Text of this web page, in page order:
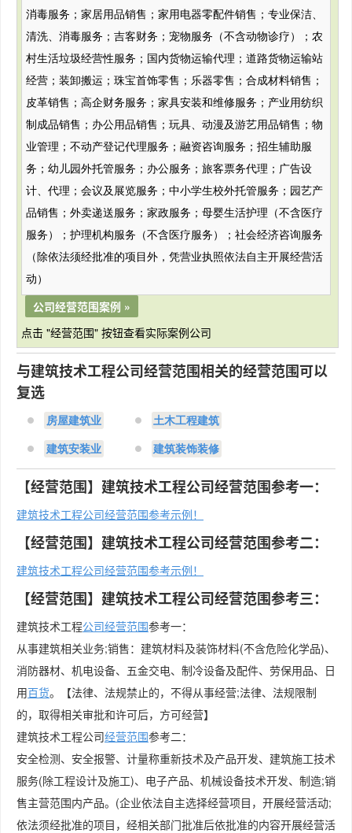
消毒服务；家居用品销售；家用电器零配件销售；专业保洁、
清洗、消毒服务；吉客财务；宠物服务（不含动物诊疗）；农
村生活垃圾经营性服务；国内货物运输代理；道路货物运输站
经营；装卸搬运；珠宝首饰零售；乐器零售；合成材料销售；
皮革销售；高企财务服务；家具安装和维修服务；产业用纺织
制成品销售；办公用品销售；玩具、动漫及游艺用品销售；物
业管理；不动产登记代理服务；融资咨询服务；招生辅助服
务；幼儿园外托管服务；办公服务；旅客票务代理；广告设
计、代理；会议及展览服务；中小学生校外托管服务；园艺产
品销售；外卖递送服务；家政服务；母婴生活护理（不含医疗
服务）；护理机构服务（不含医疗服务）；社会经济咨询服务
（除依法须经批准的项目外，凭营业执照依法自主开展经营活
动）
公司经营范围案例 »
点击 "经营范围" 按钮查看实际案例公司
与建筑技术工程公司经营范围相关的经营范围可以
复选
房屋建筑业 土木工程建筑
建筑安装业 建筑装饰装修
【经营范围】建筑技术工程公司经营范围参考一：
建筑技术工程公司经营范围参考示例！
【经营范围】建筑技术工程公司经营范围参考二：
建筑技术工程公司经营范围参考示例！
【经营范围】建筑技术工程公司经营范围参考三：
建筑技术工程公司经营范围参考一：
从事建筑相关业务;销售：建筑材料及装饰材料(不含危险化学品)、
消防器材、机电设备、五金交电、制冷设备及配件、劳保用品、日
用百货。【法律、法规禁止的，不得从事经营;法律、法规限制
的，取得相关审批和许可后，方可经营】
建筑技术工程公司经营范围参考二：
安全检测、安全报警、计量称重新技术及产品开发、建筑施工技术
服务(除工程设计及施工)、电子产品、机械设备技术开发、制造;销
售主营范围内产品。(企业依法自主选择经营项目，开展经营活动;
依法须经批准的项目，经相关部门批准后依批准的内容开展经营活